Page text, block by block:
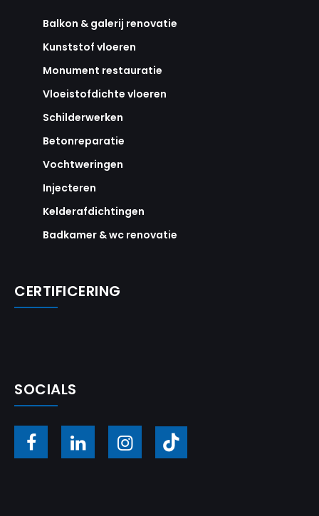
Balkon & galerij renovatie
Kunststof vloeren
Monument restauratie
Vloeistofdichte vloeren
Schilderwerken
Betonreparatie
Vochtweringen
Injecteren
Kelderafdichtingen
Badkamer & wc renovatie
CERTIFICERING
SOCIALS